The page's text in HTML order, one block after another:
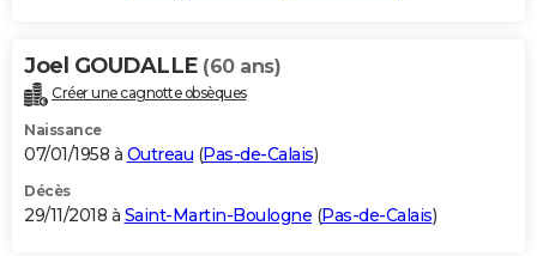
Joel GOUDALLE (60 ans)
Créer une cagnotte obsèques
Naissance
07/01/1958 à Outreau (Pas-de-Calais)
Décès
29/11/2018 à Saint-Martin-Boulogne (Pas-de-Calais)